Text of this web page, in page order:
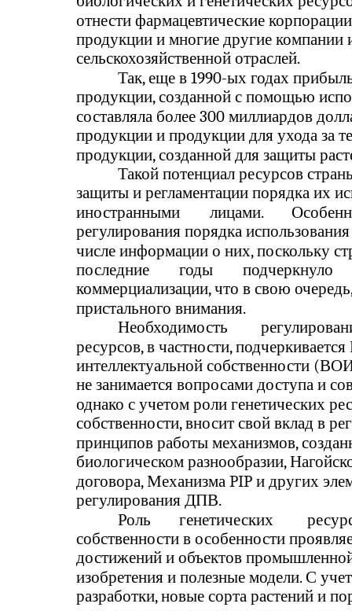
отнести фармацевтические
продукции и многие другие
сельскохозяйственной отраслей.
Так, еще в 1990-ых годах
продукции, созданной с помощью
составляла более 300 миллиардов
продукции и продукции для ухода за
продукции, созданной для защиты
Такой потенциал ресурсов
защиты и регламентации порядка их
иностранными
лицами.
регулирования порядка
числе информации о них, поскольку
последние
годы
подчеркнуло
коммерциализации, что в свою
пристального внимания.
Необходимость
ресурсов, в частности,
интеллектуальной собственности
не занимается вопросами доступа и
однако с учетом роли генетических
собственности, вносит свой вклад в
принципов работы механизмов,
биологическом разнообразии,
договора, Механизма PIP и других
регулирования ДПВ.
Роль
генетических
собственности в особенности
достижений и объектов
изобретения и полезные модели. С
разработки, новые сорта растений и